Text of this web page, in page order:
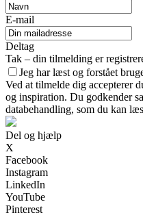
E-mail
Deltag
Tak – din tilmelding er
Jeg har læst og forstået
Ved at tilmelde dig accepterer
og inspiration. Du godkender
databehandling, som du kan
Del og hjælp
X
Facebook
Instagram
LinkedIn
YouTube
Pinterest